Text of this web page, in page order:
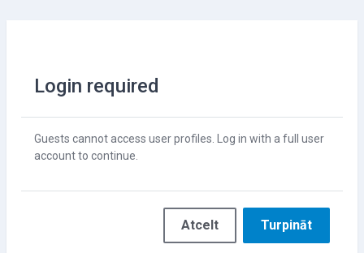
Login required
Guests cannot access user profiles. Log in with a full user
account to continue.
Atcelt Turpināt